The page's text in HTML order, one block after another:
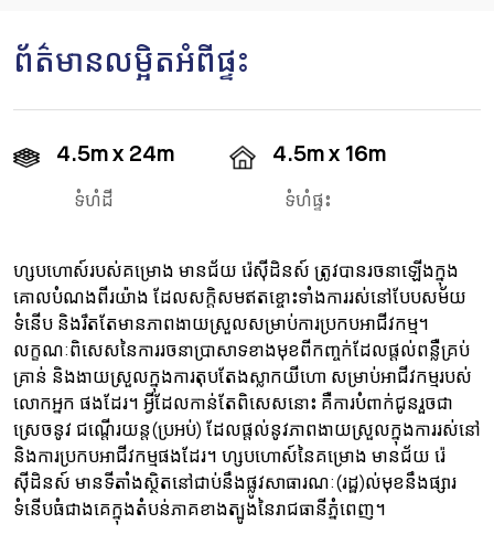
ព័ត៌មានលម្អិតអំពីផ្ទះ
4.5m x 24m
ទំហំដី
4.5m x 16m
ទំហំផ្ទះ
ហ្សបហោស៍របស់គម្រោង មានជ័យ រ៉េស៊ីដិនស៍ ត្រូវបានរចនាឡើងក្នុង
គោលបំណងពីរយ៉ាង ដែលសក្ដិសមឥតខ្ចោះទាំងការរស់នៅបែបសម័យ
ទំនើប និងរឹតតែមានភាពងាយស្រួលសម្រាប់ការប្រកបអាជីវកម្ម។
លក្ខណៈពិសេសនៃការរចនាប្រាសាទខាងមុខពីកញ្ចក់ដែលផ្ដល់ពន្លឺគ្រប់
គ្រាន់ និងងាយស្រួលក្នុងការតុបតែងស្លាកយីហោ សម្រាប់អាជីវកម្មរបស់
លោកអ្នក ផងដែរ។ អ្វីដែលកាន់តែពិសេសនោះ គឺការបំពាក់ជូនរួចជា
ស្រេចនូវ ជណ្តើរយន្ត(ប្រអប់) ដែលផ្តល់នូវភាពងាយស្រួលក្នុងការរស់នៅ
និងការប្រកបអាជីវកម្មផងដែរ។ ហ្សបហោស៍នៃគម្រោង មានជ័យ រ៉េ
ស៊ីដិនស៍ មានទីតាំងស្ថិតនៅជាប់នឹងផ្លូវសាធារណៈ(រដ្ឋ)ល់មុខនឹងផ្សារ
ទំនើបធំជាងគេក្នុងតំបន់ភាគខាងត្បូងនៃរាជធានីភ្នំពេញ។